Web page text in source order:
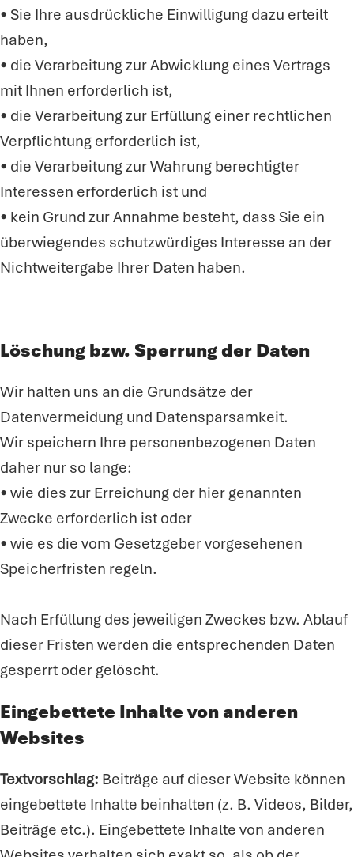
• Sie Ihre ausdrückliche Einwilligung dazu erteilt
haben,
• die Verarbeitung zur Abwicklung eines Vertrags
mit Ihnen erforderlich ist,
• die Verarbeitung zur Erfüllung einer rechtlichen
Verpflichtung erforderlich ist,
• die Verarbeitung zur Wahrung berechtigter
Interessen erforderlich ist und
• kein Grund zur Annahme besteht, dass Sie ein
überwiegendes schutzwürdiges Interesse an der
Nichtweitergabe Ihrer Daten haben.
Löschung bzw. Sperrung der Daten
Wir halten uns an die Grundsätze der
Datenvermeidung und Datensparsamkeit.
Wir speichern Ihre personenbezogenen Daten
daher nur so lange:
• wie dies zur Erreichung der hier genannten
Zwecke erforderlich ist oder
• wie es die vom Gesetzgeber vorgesehenen
Speicherfristen regeln.
Nach Erfüllung des jeweiligen Zweckes bzw. Ablauf
dieser Fristen werden die entsprechenden Daten
gesperrt oder gelöscht.
Eingebettete Inhalte von anderen
Websites
Textvorschlag: Beiträge auf dieser Website können
eingebettete Inhalte beinhalten (z. B. Videos, Bilder,
Beiträge etc.). Eingebettete Inhalte von anderen